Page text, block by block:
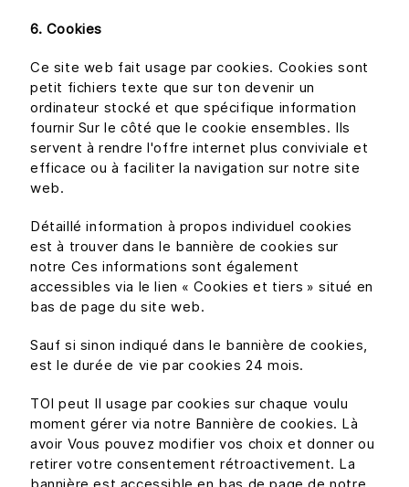
6. Cookies
Ce site web fait usage par cookies. Cookies sont
petit fichiers texte que sur ton devenir un
ordinateur stocké et que spécifique information
fournir Sur le côté que le cookie ensembles. Ils
servent à rendre l'offre internet plus conviviale et
efficace ou à faciliter la navigation sur notre site
web.
Détaillé information à propos individuel cookies
est à trouver dans le bannière de cookies sur
notre Ces informations sont également
accessibles via le lien « Cookies et tiers » situé en
bas de page du site web.
Sauf si sinon indiqué dans le bannière de cookies,
est le durée de vie par cookies 24 mois.
TOI peut Il usage par cookies sur chaque voulu
moment gérer via notre Bannière de cookies. Là
avoir Vous pouvez modifier vos choix et donner ou
retirer votre consentement rétroactivement. La